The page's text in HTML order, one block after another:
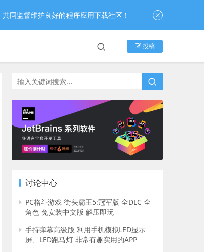
投稿
讨论中心
PC格斗游戏 街头霸王5:冠军版 全DLC 全
角色 免安装中文版 解压即玩
手持弹幕高级版 利用手机模拟LED显示
屏、LED跑马灯 非常有趣实用的APP
同监督维护良好的程序应用下载社区！